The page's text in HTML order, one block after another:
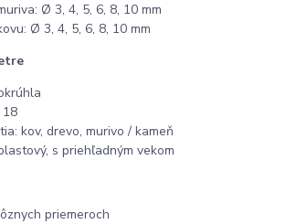
Ø 3, 4, 5, 6, 8, 10 mm
Ø 3, 4, 5, 6, 8, 10 mm
18
kov, drevo, murivo / kameň
s priehľadným vekom
priemeroch